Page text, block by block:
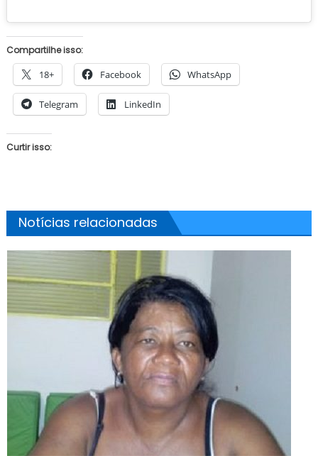
Compartilhe isso:
18+ Facebook WhatsApp
Telegram LinkedIn
Curtir isso:
Notícias relacionadas